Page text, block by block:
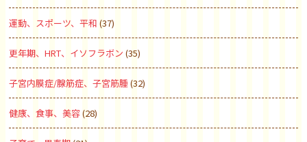
運動、スポーツ、平和 (37)
更年期、HRT、イソフラボン (35)
子宮内膜症/腺筋症、子宮筋腫 (32)
健康、食事、美容(28)